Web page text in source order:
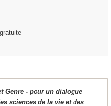
Genre - pour un dialogue
sciences de la vie et des